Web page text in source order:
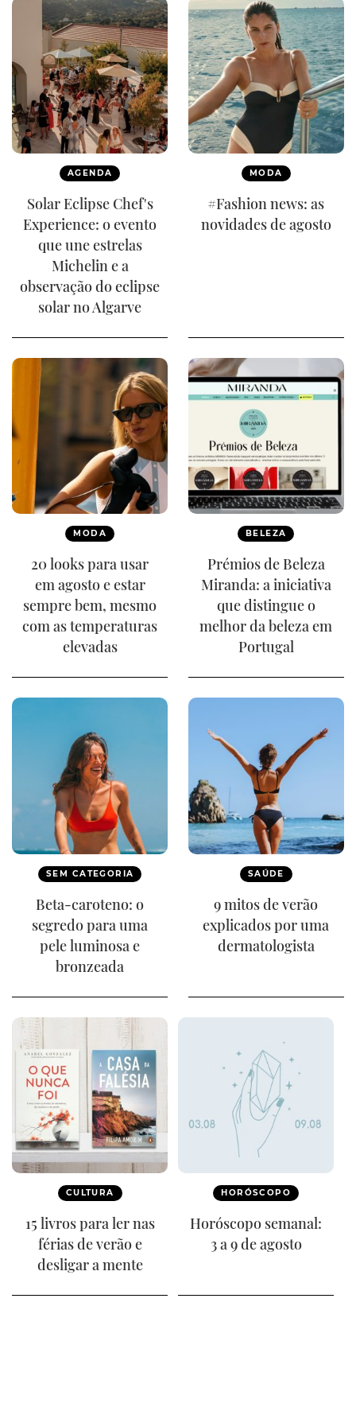
AGENDA
Solar Eclipse Chef's
Experience: o evento
que une estrelas
Michelin e a
observação do eclipse
solar no Algarve
MODA
#Fashion news: as
novidades de agosto
MODA
20 looks para usar
em agosto e estar
sempre bem, mesmo
com as temperaturas
elevadas
BELEZA
Prémios de Beleza
Miranda: a iniciativa
que distingue o
melhor da beleza em
Portugal
SEM CATEGORIA
Beta-caroteno: o
segredo para uma
pele luminosa e
bronzeada
SAÚDE
9 mitos de verão
explicados por uma
dermatologista
CULTURA
15 livros para ler nas
férias de verão e
desligar a mente
HORÓSCOPO
Horóscopo semanal:
3 a 9 de agosto